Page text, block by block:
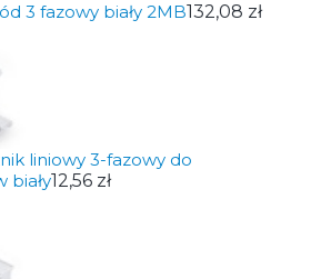
3 fazowy biały 2MB132,08 zł
liniowy 3-fazowy do
biały12,56 zł